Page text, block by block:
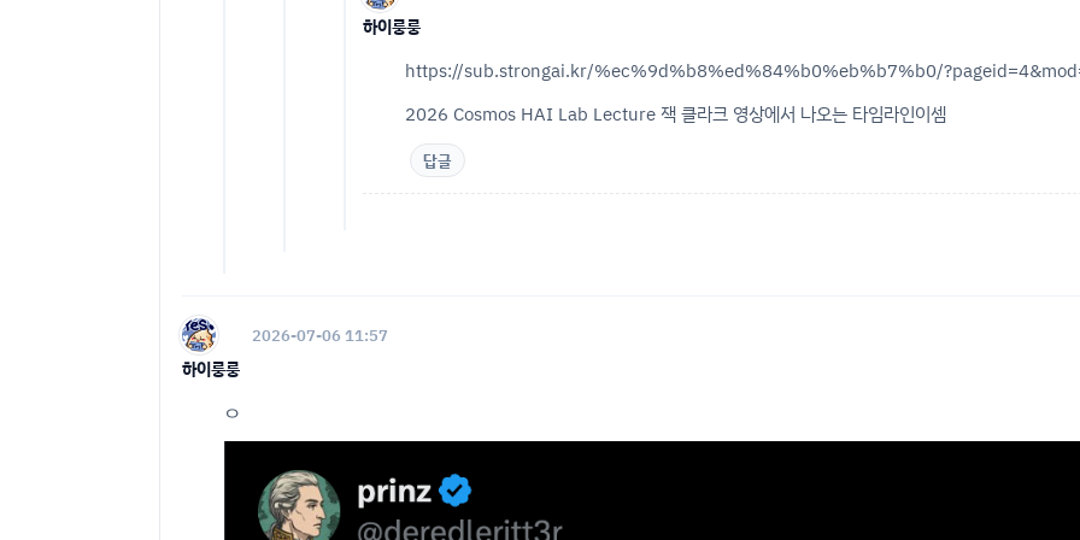
하이룽룽
https://sub.strongai.kr/%ec%9d%b8%ed%84%b0%eb%b7%b0/
2026 Cosmos HAI Lab Lecture 잭 클라크 영상에서 나오는 타임라인이셈
답글
하이룽룽
2026-07-06 11:57
ㅇ